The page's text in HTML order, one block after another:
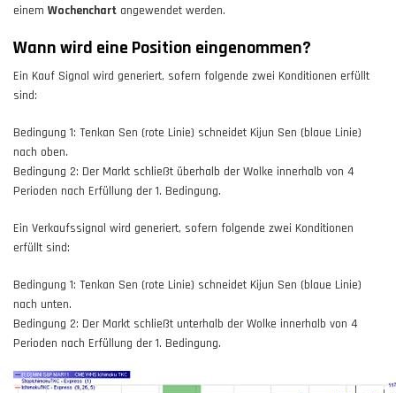
einem Wochenchart angewendet werden.
Wann wird eine Position eingenommen?
Ein Kauf Signal wird generiert, sofern folgende zwei Konditionen erfüllt
sind:
Bedingung 1: Tenkan Sen (rote Linie) schneidet Kijun Sen (blaue Linie)
nach oben.
Bedingung 2: Der Markt schließt überhalb der Wolke innerhalb von 4
Perioden nach Erfüllung der 1. Bedingung.
Ein Verkaufssignal wird generiert, sofern folgende zwei Konditionen
erfüllt sind:
Bedingung 1: Tenkan Sen (rote Linie) schneidet Kijun Sen (blaue Linie)
nach unten.
Bedingung 2: Der Markt schließt unterhalb der Wolke innerhalb von 4
Perioden nach Erfüllung der 1. Bedingung.